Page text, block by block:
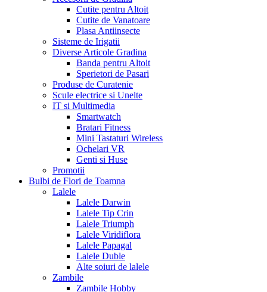
Cutite pentru Altoit
Cutite de Vanatoare
Plasa Antiinsecte
Sisteme de Irigatii
Diverse Articole Gradina
Banda pentru Altoit
Sperietori de Pasari
Produse de Curatenie
Scule electrice si Unelte
IT si Multimedia
Smartwatch
Bratari Fitness
Mini Tastaturi Wireless
Ochelari VR
Genti si Huse
Promotii
Bulbi de Flori de Toamna
Lalele
Lalele Darwin
Lalele Tip Crin
Lalele Triumph
Lalele Viridiflora
Lalele Papagal
Lalele Duble
Alte soiuri de lalele
Zambile
Zambile Hobby